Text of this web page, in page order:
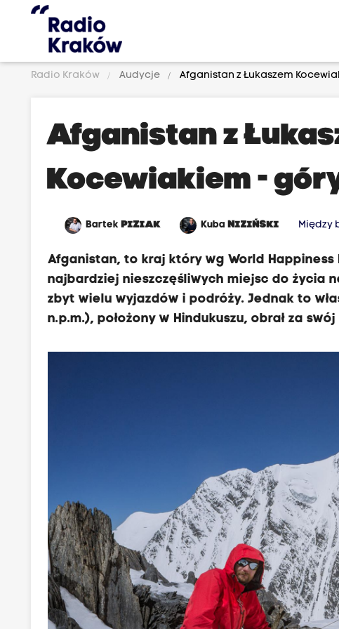
Radio Kraków Audycje Afganistan z Łukaszem
Afganistan z
Kocewiakiem -
BartekPIZIAK KubaNIZIŃSKI Między
Afganistan, to kraj który wg World
najbardziej nieszczęśliwych miejsc do życia
zbyt wielu wyjazdów i podróży. Jednak to
n.p.m.), położony w Hindukuszu, obrał za